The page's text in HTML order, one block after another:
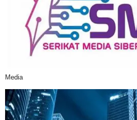
Media